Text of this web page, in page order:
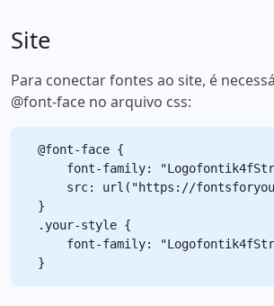
Site
Para conectar fontes ao site, é
@font-face no arquivo css:
@font-face {
font-family:
src: url("https://
}
.your-style {
font-family: